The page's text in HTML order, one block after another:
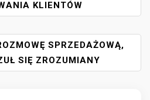
KLIENTÓW
SPRZEDAŻOWĄ,
SIĘ ZROZUMIANY